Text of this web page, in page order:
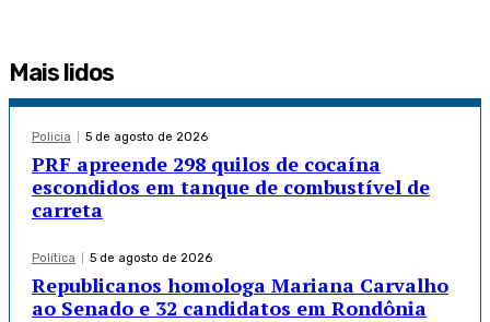
Mais lidos
Policia 5 de agosto de 2026
PRF apreende 298 quilos de cocaína
escondidos em tanque de combustível de
carreta
Política 5 de agosto de 2026
Republicanos homologa Mariana Carvalho
ao Senado e 32 candidatos em Rondônia